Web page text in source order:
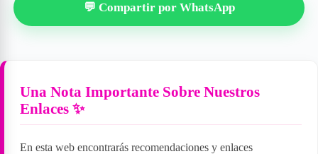
💬 Compartir por WhatsApp
Una Nota Importante Sobre Nuestros
Enlaces ✨
En esta web encontrarás recomendaciones y enlaces